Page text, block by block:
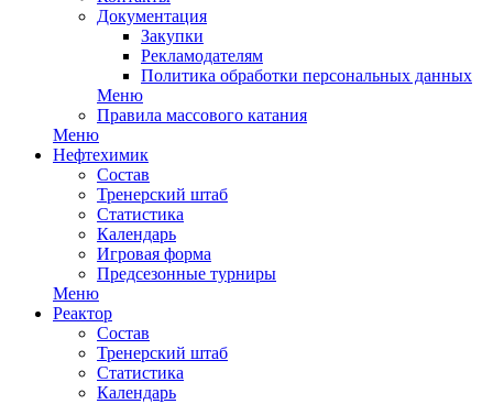
Документация
Закупки
Рекламодателям
Политика обработки персональных данных
Меню
Правила массового катания
Меню
Нефтехимик
Состав
Тренерский штаб
Статистика
Календарь
Игровая форма
Предсезонные турниры
Меню
Реактор
Состав
Тренерский штаб
Статистика
Календарь